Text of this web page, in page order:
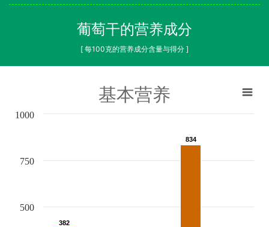
葡萄干的营养成分
[ 每100克的营养成分含量与得分 ]
基本营养
382
382
834
834
500
750
1000